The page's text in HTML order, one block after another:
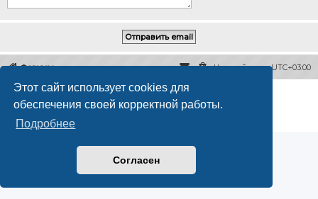
Этот сайт использует cookies для
обеспечения своей корректной работы.
Подробнее
Согласен
Форумы Часовой пояс:UTC+03:00
Создано на основеphpBB® Forum Software © phpBB Limited
Русская поддержка phpBB